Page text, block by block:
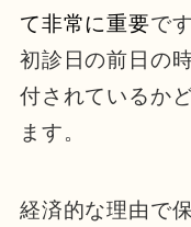
て非常に重要です
初診日の前日の
付されているか
ます。
経済的な理由で